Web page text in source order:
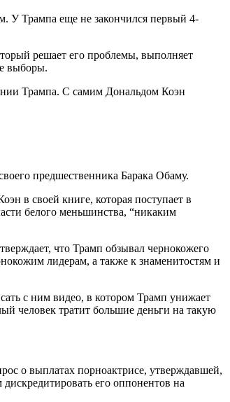
У Трампа еще не закончился первый 4-
решает его проблемы, выполняет
выборы.
Трампа. С самим Дональдом Коэн
предшественника Барака Обаму.
в своей книге, которая поступает в
белого меньшинства, “никаким
что Трамп обзывал чернокожего
лидерам, а также к знаменитостям и
с ним видео, в котором Трамп унижает
человек тратит большие деньги на такую
о выплатах порноактрисе, утверждавшей,
его оппонентов на